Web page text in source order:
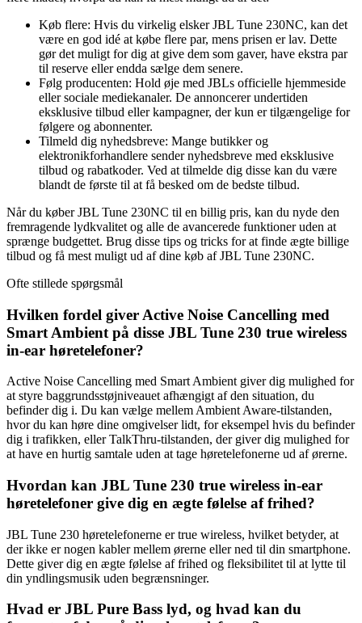
Køb flere: Hvis du virkelig elsker JBL Tune 230NC, kan det
være en god idé at købe flere par, mens prisen er lav. Dette
gør det muligt for dig at give dem som gaver, have ekstra par
til reserve eller endda sælge dem senere.
Følg producenten: Hold øje med JBLs officielle hjemmeside
eller sociale mediekanaler. De annoncerer undertiden
eksklusive tilbud eller kampagner, der kun er tilgængelige for
følgere og abonnenter.
Tilmeld dig nyhedsbreve: Mange butikker og
elektronikforhandlere sender nyhedsbreve med eksklusive
tilbud og rabatkoder. Ved at tilmelde dig disse kan du være
blandt de første til at få besked om de bedste tilbud.
Når du køber JBL Tune 230NC til en billig pris, kan du nyde den
fremragende lydkvalitet og alle de avancerede funktioner uden at
sprænge budgettet. Brug disse tips og tricks for at finde ægte billige
tilbud og få mest muligt ud af dine køb af JBL Tune 230NC.
Ofte stillede spørgsmål
Hvilken fordel giver Active Noise Cancelling med
Smart Ambient på disse JBL Tune 230 true wireless
in-ear høretelefoner?
Active Noise Cancelling med Smart Ambient giver dig mulighed for
at styre baggrundsstøjniveauet afhængigt af den situation, du
befinder dig i. Du kan vælge mellem Ambient Aware-tilstanden,
hvor du kan høre dine omgivelser lidt, for eksempel hvis du befinder
dig i trafikken, eller TalkThru-tilstanden, der giver dig mulighed for
at have en hurtig samtale uden at tage høretelefonerne ud af ørerne.
Hvordan kan JBL Tune 230 true wireless in-ear
høretelefoner give dig en ægte følelse af frihed?
JBL Tune 230 høretelefonerne er true wireless, hvilket betyder, at
der ikke er nogen kabler mellem ørerne eller ned til din smartphone.
Dette giver dig en ægte følelse af frihed og fleksibilitet til at lytte til
din yndlingsmusik uden begrænsninger.
Hvad er JBL Pure Bass lyd, og hvad kan du